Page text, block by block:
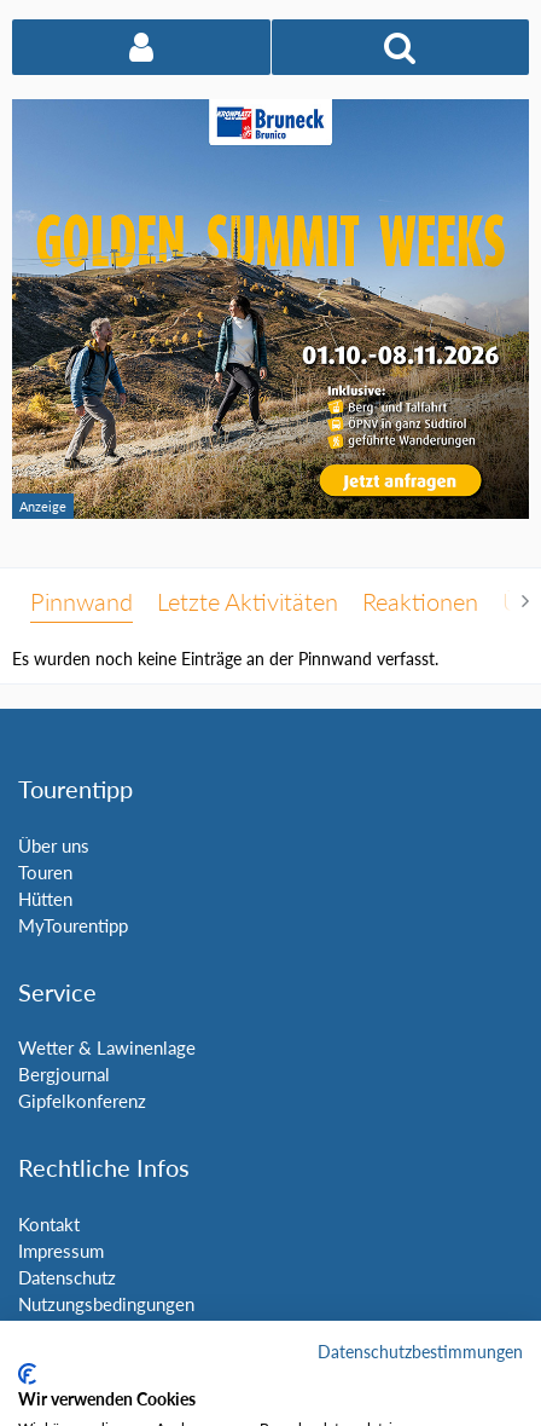
Pinnwand Letzte Aktivitäten Reaktionen
Es wurden noch keine Einträge an der Pinnwand verfasst.
Tourentipp
Über uns
Touren
Hütten
MyTourentipp
Service
Wetter & Lawinenlage
Bergjournal
Gipfelkonferenz
Rechtliche Infos
Kontakt
Impressum
Datenschutz
Nutzungsbedingungen
Social Media
Datenschutzbestimmungen
Wir verwenden Cookies